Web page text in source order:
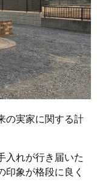
の実家に関する計
入れが行き届いた
象が格段に良く